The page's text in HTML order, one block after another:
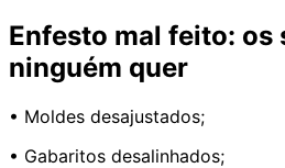
Enfesto mal feito: os
ninguém quer
• Moldes desajustados;
• Gabaritos desalinhados;